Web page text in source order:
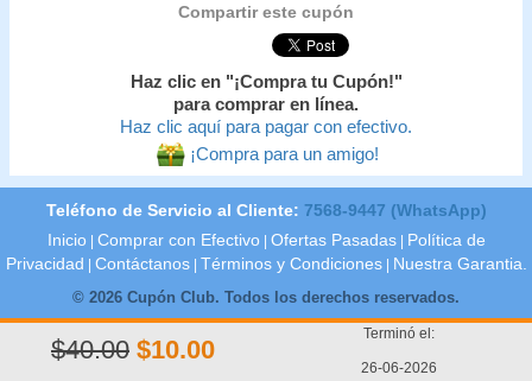
Compartir este cupón
Haz clic en "¡Compra tu Cupón!"
para comprar en línea.
Haz clic aquí para pagar con efectivo.
¡Compra para un amigo!
$40.00 $10.00
Terminó el:
26-06-2026
Teléfono de Servicio al Cliente: 7568-9447 (WhatsApp)
Inicio Comprar con Efectivo Ofertas Pasadas
Política de
Privacidad
Contáctanos Términos y Condiciones
Nuestra Garantia.
© 2026 Cupón Club. Todos los derechos reservados.